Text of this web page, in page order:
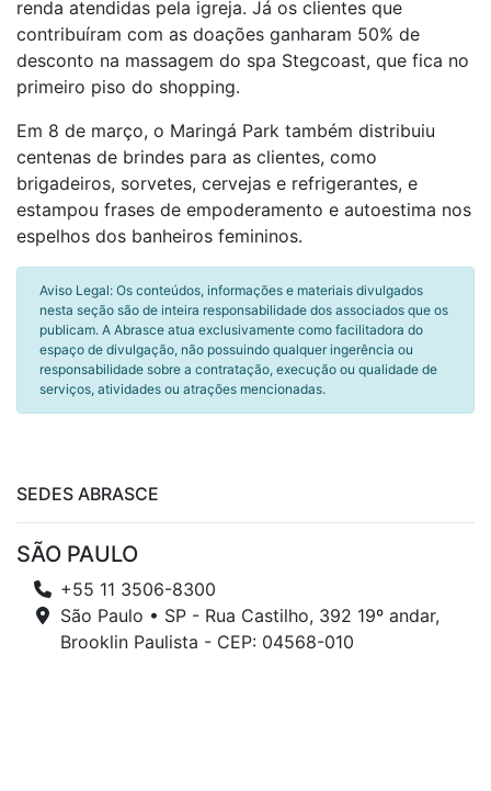
renda atendidas pela igreja. Já os clientes que
contribuíram com as doações ganharam 50% de
desconto na massagem do spa Stegcoast, que fica no
primeiro piso do shopping.
Em 8 de março, o Maringá Park também distribuiu
centenas de brindes para as clientes, como
brigadeiros, sorvetes, cervejas e refrigerantes, e
estampou frases de empoderamento e autoestima nos
espelhos dos banheiros femininos.
Aviso Legal: Os conteúdos, informações e materiais divulgados
nesta seção são de inteira responsabilidade dos associados que os
publicam. A Abrasce atua exclusivamente como facilitadora do
espaço de divulgação, não possuindo qualquer ingerência ou
responsabilidade sobre a contratação, execução ou qualidade de
serviços, atividades ou atrações mencionadas.
SEDES ABRASCE
SÃO PAULO
+55 11 3506-8300
São Paulo • SP - Rua Castilho, 392 19º andar,
Brooklin Paulista - CEP: 04568-010